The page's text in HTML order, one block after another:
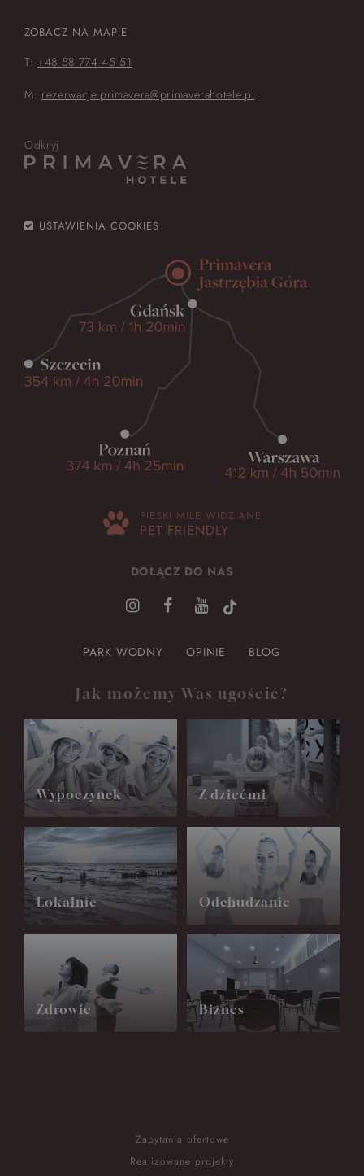
ZOBACZ NA MAPIE
T: +48 58 774 45 51
M: rezerwacje.primavera@primaverahotele.pl
Odkryj
USTAWIENIA COOKIES
PIESKI MILE WIDZIANE
PET FRIENDLY
DOŁĄCZ DO NAS
PARK WODNY OPINIE BLOG
Jak możemy Was ugościć?
Wypoczynek Z dziećmi
Lokalnie Odchudzanie
Zdrowie Biznes
Zapytania ofertowe
Realizowane projekty